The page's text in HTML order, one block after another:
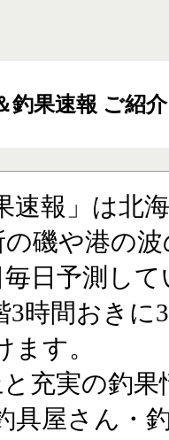
釣果速報 ご紹介
速報」は北
磯や港の
日予測し
3時間おきに
す。
充実の釣果
具屋さん・